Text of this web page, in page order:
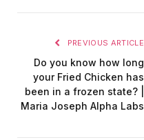
PREVIOUS ARTICLE
Do you know how long
your Fried Chicken has
been in a frozen state? |
Maria Joseph Alpha Labs